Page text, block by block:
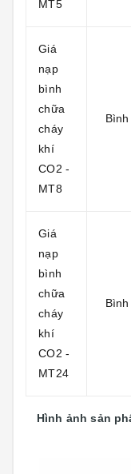
MT5
Giá
nạp
bình
chữa
cháy
khí
CO2 -
MT8
Bình
Giá
nạp
bình
chữa
cháy
khí
CO2 -
MT24
Bình
Hình ảnh sản